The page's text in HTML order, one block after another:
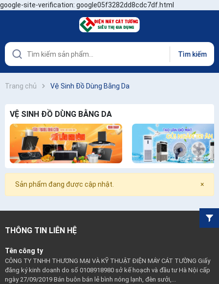
google-site-verification: google05f3282dd8cdc7df.html
Tìm kiếm
Trang chủ Vệ Sinh Đồ Dùng Bằng Da
VỆ SINH ĐỒ DÙNG BẰNG DA
×
Sản phẩm đang được cập nhật.
THÔNG TIN LIÊN HỆ
Tên công ty
CÔNG TY TNHH THƯƠNG MẠI VÀ KỸ THUẬT ĐIỆN MÁY CÁT TƯỜNG Giấy
đăng ký kinh doanh do số 0108918980 sở kế hoạch và đầu tư Hà Nội cấp
ngày 27/09/2019 Bán buôn bán lẻ bình nóng lạnh, đèn sưởi,...